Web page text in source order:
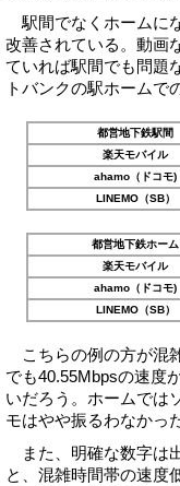
駅間でなくホームに
改善されている。動画
ていれば駅間でも問題
トバンクの駅ホームで
都営地下鉄駅間
楽天モバイル
ahamo（ドコモ)
LINEMO（SB）
都営地下鉄ホーム
楽天モバイル
ahamo（ドコモ)
LINEMO（SB）
こちらの例の方が混
でも40.55Mbpsの速度
いだろう。ホームでは
モはやや振るわなかっ
また、明確な数字は
と、混雑時間帯の速度